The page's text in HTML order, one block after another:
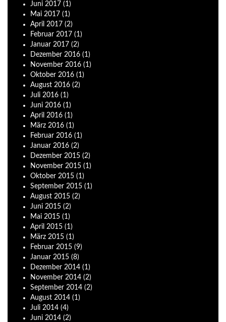
Juni 2017 (1)
Mai 2017 (1)
April 2017 (2)
Februar 2017 (1)
Januar 2017 (2)
Dezember 2016 (1)
November 2016 (1)
Oktober 2016 (1)
August 2016 (2)
Juli 2016 (1)
Juni 2016 (1)
April 2016 (1)
März 2016 (1)
Februar 2016 (1)
Januar 2016 (2)
Dezember 2015 (2)
November 2015 (1)
Oktober 2015 (1)
September 2015 (1)
August 2015 (2)
Juni 2015 (2)
Mai 2015 (1)
April 2015 (1)
März 2015 (1)
Februar 2015 (9)
Januar 2015 (8)
Dezember 2014 (1)
November 2014 (2)
September 2014 (2)
August 2014 (1)
Juli 2014 (4)
Juni 2014 (2)